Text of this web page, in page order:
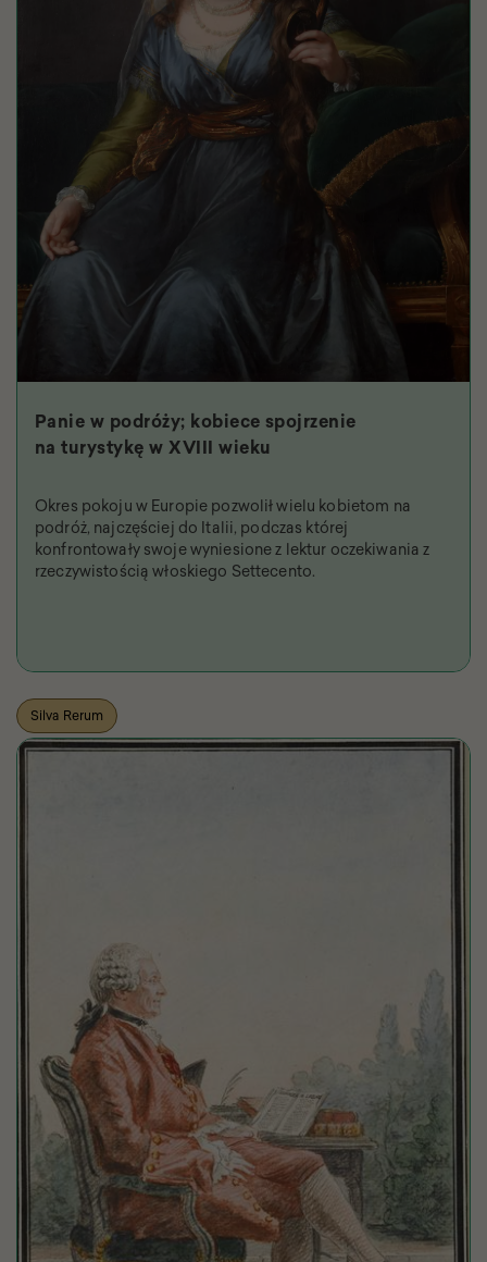
Panie w podróży; kobiece spojrzenie
na turystykę w XVIII wieku
Okres pokoju w Europie pozwolił wielu kobietom na
podróż, najczęściej do Italii, podczas której
konfrontowały swoje wyniesione z lektur oczekiwania z
rzeczywistością włoskiego Settecento.
Silva Rerum